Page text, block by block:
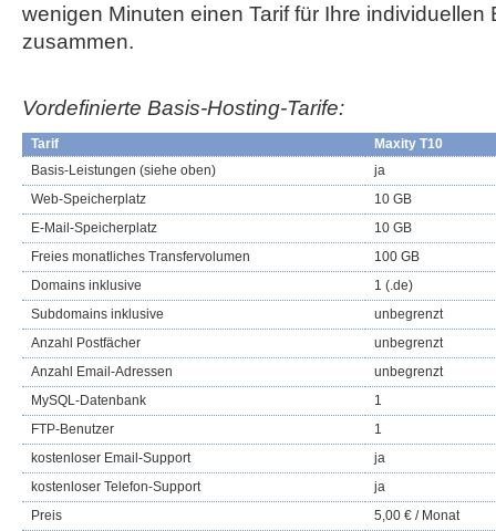
wenigen Minuten einen Tarif für Ihre individuellen
zusammen.
Vordefinierte Basis-Hosting-Tarife:
Tarif
Maxity T10
Basis-Leistungen (siehe oben)
ja
Web-Speicherplatz
10 GB
E-Mail-Speicherplatz
10 GB
Freies monatliches Transfervolumen
100 GB
Domains inklusive
1 (.de)
Subdomains inklusive
unbegrenzt
Anzahl Postfächer
unbegrenzt
Anzahl Email-Adressen
unbegrenzt
MySQL-Datenbank
1
FTP-Benutzer
1
kostenloser Email-Support
ja
kostenloser Telefon-Support
ja
Preis
5,00 € / Monat